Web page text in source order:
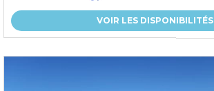
VOIR LES DISPONIBILITÉS